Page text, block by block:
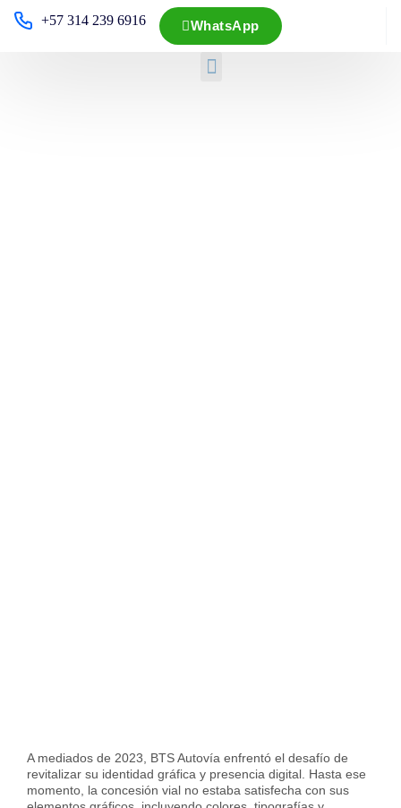
+57 314 239 6916 WhatsApp
A mediados de 2023, BTS Autovía enfrentó el desafío de
revitalizar su identidad gráfica y presencia digital. Hasta ese
momento, la concesión vial no estaba satisfecha con sus